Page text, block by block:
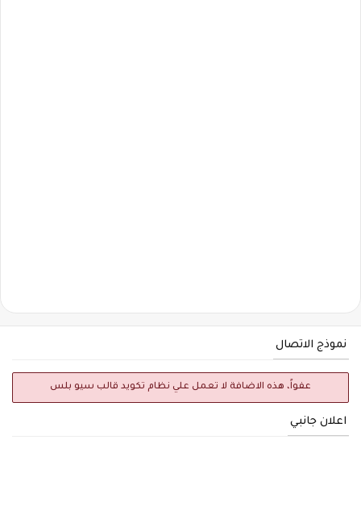
نموذج الاتصال
عفواً، هذه الاضافة لا تعمل علي نظام تكويد قالب سيو بلس
اعلان جانبي